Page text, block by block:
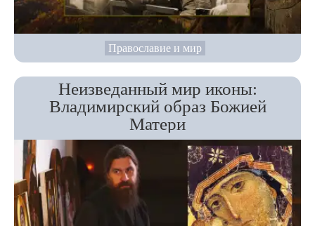
Православие и мир
Неизведанный мир иконы:
Владимирский образ Божией
Матери